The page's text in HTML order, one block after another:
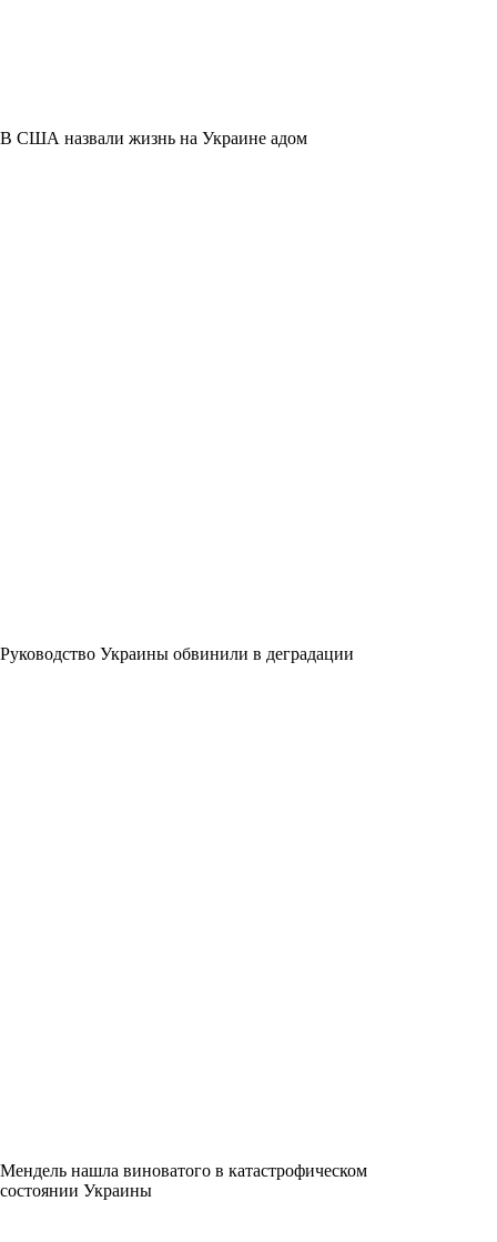
В США назвали жизнь на Украине адом
Руководство Украины обвинили в деградации
Мендель нашла виноватого в катастрофическом
состоянии Украины